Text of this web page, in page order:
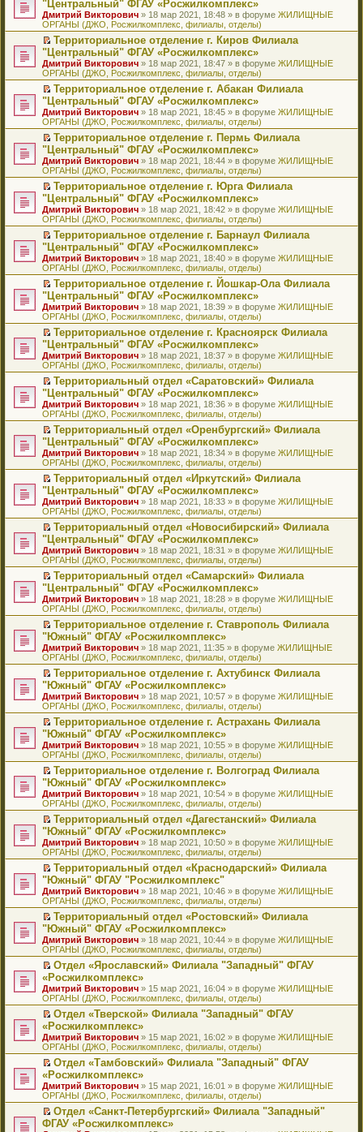
и
ю
щ
е
н
и
ю
у
с
о
о
б
щ
е
н
и
ю
н
н
о
м
с
о
о
б
щ
е
н
и
ю
и
т
а
н
н
о
м
у
с
о
о
б
щ
е
н
и
ю
е
п
р
о
ч
и
т
а
н
н
о
м
у
с
о
о
б
щ
е
н
и
ю
в
о
м
у
н
е
п
р
о
ч
и
т
а
н
н
о
м
у
с
о
о
б
щ
е
н
и
ю
и
к
п
е
р
в
о
м
у
н
е
п
р
о
ч
и
т
а
н
н
о
м
у
с
о
о
б
щ
е
н
и
ю
е
р
е
й
т
и
к
п
е
р
в
о
м
у
н
е
п
р
о
ч
и
т
а
н
н
о
м
у
с
о
о
б
щ
е
н
и
ю
"Центральный" ФГАУ «Росжилкомплекс»
Дмитрий Викторович » 18 мар 2021, 18:48 » в форуме ЖИЛИЩНЫЕ
ОРГАНЫ (ДЖО, Росжилкомплекс, филиалы, отделы)
П
е
р
е
й
т
и
к
п
е
р
в
о
м
у
н
е
п
р
о
ч
и
т
а
н
н
о
м
у
с
о
о
б
щ
е
н
и
ю
Территориальное отделение г. Киров Филиала
"Центральный" ФГАУ «Росжилкомплекс»
Дмитрий Викторович » 18 мар 2021, 18:47 » в форуме ЖИЛИЩНЫЕ
ОРГАНЫ (ДЖО, Росжилкомплекс, филиалы, отделы)
П
е
р
е
й
т
и
к
п
е
р
в
о
м
у
н
е
п
р
о
ч
и
т
а
н
н
о
м
у
с
о
о
б
щ
е
н
и
ю
Территориальное отделение г. Абакан Филиала
"Центральный" ФГАУ «Росжилкомплекс»
Дмитрий Викторович » 18 мар 2021, 18:45 » в форуме ЖИЛИЩНЫЕ
ОРГАНЫ (ДЖО, Росжилкомплекс, филиалы, отделы)
П
е
р
е
й
т
и
к
п
е
р
в
о
м
у
н
е
п
р
о
ч
и
т
а
н
н
о
м
у
с
о
о
б
щ
е
н
и
ю
Территориальное отделение г. Пермь Филиала
"Центральный" ФГАУ «Росжилкомплекс»
Дмитрий Викторович » 18 мар 2021, 18:44 » в форуме ЖИЛИЩНЫЕ
ОРГАНЫ (ДЖО, Росжилкомплекс, филиалы, отделы)
П
е
р
е
й
т
и
к
п
е
р
в
о
м
у
н
е
п
р
о
ч
и
т
а
н
н
о
м
у
с
о
о
б
щ
е
н
и
ю
Территориальное отделение г. Юрга Филиала
"Центральный" ФГАУ «Росжилкомплекс»
Дмитрий Викторович » 18 мар 2021, 18:42 » в форуме ЖИЛИЩНЫЕ
ОРГАНЫ (ДЖО, Росжилкомплекс, филиалы, отделы)
П
е
р
е
й
т
и
к
п
е
р
в
о
м
у
н
е
п
р
о
ч
и
т
а
н
н
о
м
у
с
о
о
б
щ
е
н
и
ю
Территориальное отделение г. Барнаул Филиала
"Центральный" ФГАУ «Росжилкомплекс»
Дмитрий Викторович » 18 мар 2021, 18:40 » в форуме ЖИЛИЩНЫЕ
ОРГАНЫ (ДЖО, Росжилкомплекс, филиалы, отделы)
П
е
р
е
й
т
и
к
п
е
р
в
о
м
у
н
е
п
р
о
ч
и
т
а
н
н
о
м
у
с
о
о
б
щ
е
н
и
ю
Территориальное отделение г. Йошкар-Ола Филиала
"Центральный" ФГАУ «Росжилкомплекс»
Дмитрий Викторович » 18 мар 2021, 18:39 » в форуме ЖИЛИЩНЫЕ
ОРГАНЫ (ДЖО, Росжилкомплекс, филиалы, отделы)
П
е
р
е
й
т
и
к
п
е
р
в
о
м
у
н
е
п
р
о
ч
и
т
а
н
н
о
м
у
с
о
о
б
щ
е
н
и
ю
Территориальное отделение г. Красноярск Филиала
"Центральный" ФГАУ «Росжилкомплекс»
Дмитрий Викторович » 18 мар 2021, 18:37 » в форуме ЖИЛИЩНЫЕ
ОРГАНЫ (ДЖО, Росжилкомплекс, филиалы, отделы)
П
е
р
е
й
т
и
к
п
е
р
в
о
м
у
н
е
п
р
о
ч
и
т
а
н
н
о
м
у
с
о
о
б
щ
е
н
и
ю
Территориальный отдел «Саратовский» Филиала
"Центральный" ФГАУ «Росжилкомплекс»
Дмитрий Викторович » 18 мар 2021, 18:36 » в форуме ЖИЛИЩНЫЕ
ОРГАНЫ (ДЖО, Росжилкомплекс, филиалы, отделы)
П
е
р
е
й
т
и
к
п
е
р
в
о
м
у
н
е
п
р
о
ч
и
т
а
н
н
о
м
у
с
о
о
б
щ
е
н
и
ю
Территориальный отдел «Оренбургский» Филиала
"Центральный" ФГАУ «Росжилкомплекс»
Дмитрий Викторович » 18 мар 2021, 18:34 » в форуме ЖИЛИЩНЫЕ
ОРГАНЫ (ДЖО, Росжилкомплекс, филиалы, отделы)
П
е
р
е
й
т
и
к
п
е
р
в
о
м
у
н
е
п
р
о
ч
и
т
а
н
н
о
м
у
с
о
о
б
щ
е
н
и
ю
Территориальный отдел «Иркутский» Филиала
"Центральный" ФГАУ «Росжилкомплекс»
Дмитрий Викторович » 18 мар 2021, 18:33 » в форуме ЖИЛИЩНЫЕ
ОРГАНЫ (ДЖО, Росжилкомплекс, филиалы, отделы)
П
е
р
е
й
т
и
к
п
е
р
в
о
м
у
н
е
п
р
о
ч
и
т
а
н
н
о
м
у
с
о
о
б
щ
е
н
и
ю
Территориальный отдел «Новосибирский» Филиала
"Центральный" ФГАУ «Росжилкомплекс»
Дмитрий Викторович » 18 мар 2021, 18:31 » в форуме ЖИЛИЩНЫЕ
ОРГАНЫ (ДЖО, Росжилкомплекс, филиалы, отделы)
П
е
р
е
й
т
и
к
п
е
р
в
о
м
у
н
е
п
р
о
ч
и
т
а
н
н
о
м
у
с
о
о
б
щ
е
н
и
ю
Территориальный отдел «Самарский» Филиала
"Центральный" ФГАУ «Росжилкомплекс»
Дмитрий Викторович » 18 мар 2021, 18:28 » в форуме ЖИЛИЩНЫЕ
ОРГАНЫ (ДЖО, Росжилкомплекс, филиалы, отделы)
П
е
р
е
й
т
и
к
п
е
р
в
о
м
у
н
е
п
р
о
ч
и
т
а
н
н
о
м
у
с
о
о
б
щ
е
н
ю
Территориальное отделение г. Ставрополь Филиала
"Южный" ФГАУ «Росжилкомплекс»
Дмитрий Викторович » 18 мар 2021, 11:35 » в форуме ЖИЛИЩНЫЕ
ОРГАНЫ (ДЖО, Росжилкомплекс, филиалы, отделы)
П
е
р
е
й
т
и
к
п
е
р
в
о
м
у
н
е
п
р
о
ч
и
т
а
н
н
о
м
у
с
о
б
щ
е
н
ю
Территориальное отделение г. Ахтубинск Филиала
"Южный" ФГАУ «Росжилкомплекс»
Дмитрий Викторович » 18 мар 2021, 10:57 » в форуме ЖИЛИЩНЫЕ
ОРГАНЫ (ДЖО, Росжилкомплекс, филиалы, отделы)
П
е
р
е
й
т
и
к
п
е
р
в
о
м
у
н
е
п
р
о
ч
и
т
а
н
н
м
у
с
о
б
щ
е
н
ю
Территориальное отделение г. Астрахань Филиала
"Южный" ФГАУ «Росжилкомплекс»
Дмитрий Викторович » 18 мар 2021, 10:55 » в форуме ЖИЛИЩНЫЕ
ОРГАНЫ (ДЖО, Росжилкомплекс, филиалы, отделы)
П
е
р
е
й
т
и
к
п
е
р
в
о
м
у
н
е
п
р
о
ч
т
а
н
н
м
у
с
о
б
щ
е
н
и
Территориальное отделение г. Волгоград Филиала
"Южный" ФГАУ «Росжилкомплекс»
Дмитрий Викторович » 18 мар 2021, 10:54 » в форуме ЖИЛИЩНЫЕ
ОРГАНЫ (ДЖО, Росжилкомплекс, филиалы, отделы)
П
е
р
е
й
т
и
к
п
е
р
в
о
м
у
н
п
р
о
ч
т
а
н
н
м
у
с
о
о
Территориальный отдел «Дагестанский» Филиала
"Южный" ФГАУ «Росжилкомплекс»
Дмитрий Викторович » 18 мар 2021, 10:50 » в форуме ЖИЛИЩНЫЕ
ОРГАНЫ (ДЖО, Росжилкомплекс, филиалы, отделы)
П
е
р
е
й
т
и
к
п
е
р
о
м
у
н
п
р
о
ч
т
а
н
н
о
Территориальный отдел «Краснодарский» Филиала
"Южный" ФГАУ "Росжилкомплекс"
Дмитрий Викторович » 18 мар 2021, 10:46 » в форуме ЖИЛИЩНЫЕ
ОРГАНЫ (ДЖО, Росжилкомплекс, филиалы, отделы)
П
е
р
е
й
т
к
п
е
р
о
м
у
н
п
р
о
ч
и
Территориальный отдел «Ростовский» Филиала
"Южный" ФГАУ «Росжилкомплекс»
Дмитрий Викторович » 18 мар 2021, 10:44 » в форуме ЖИЛИЩНЫЕ
ОРГАНЫ (ДЖО, Росжилкомплекс, филиалы, отделы)
П
р
е
й
т
к
п
е
р
о
м
у
н
е
Отдел «Ярославский» Филиала "Западный" ФГАУ
«Росжилкомплекс»
Дмитрий Викторович » 15 мар 2021, 16:04 » в форуме ЖИЛИЩНЫЕ
ОРГАНЫ (ДЖО, Росжилкомплекс, филиалы, отделы)
П
р
е
й
т
к
п
е
р
в
Отдел «Тверской» Филиала "Западный" ФГАУ
«Росжилкомплекс»
Дмитрий Викторович » 15 мар 2021, 16:02 » в форуме ЖИЛИЩНЫЕ
ОРГАНЫ (ДЖО, Росжилкомплекс, филиалы, отделы)
П
р
е
й
т
и
Отдел «Тамбовский» Филиала "Западный" ФГАУ
«Росжилкомплекс»
Дмитрий Викторович » 15 мар 2021, 16:01 » в форуме ЖИЛИЩНЫЕ
ОРГАНЫ (ДЖО, Росжилкомплекс, филиалы, отделы)
П
е
Отдел «Санкт-Петербургский» Филиала "Западный"
ФГАУ «Росжилкомплекс»